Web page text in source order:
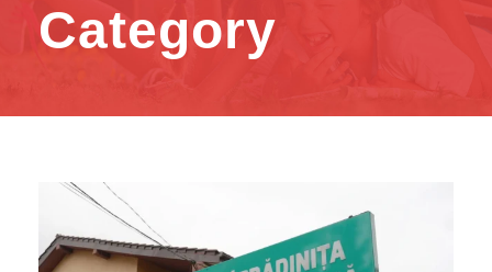
Category